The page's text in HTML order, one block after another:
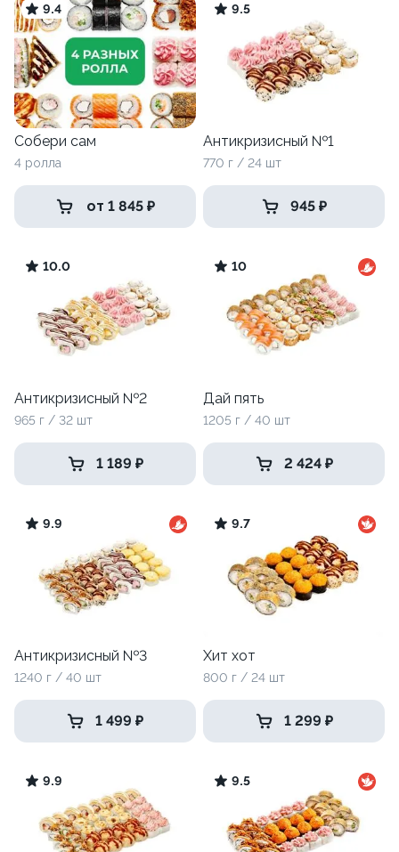
9.4
Собери сам
4 ролла
от 1 845 ₽
9.5
Антикризисный №1
770 г / 24 шт
945 ₽
10.0
Антикризисный №2
965 г / 32 шт
1 189 ₽
10
Дай пять
1205 г / 40 шт
2 424 ₽
9.9
Антикризисный №3
1240 г / 40 шт
1 499 ₽
9.7
Хит хот
800 г / 24 шт
1 299 ₽
9.9 9.5